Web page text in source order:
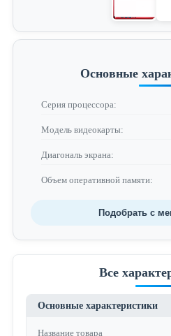
Основные
Серия процессора:
Модель видеокарты:
Диагональ экрана:
Объем оперативной памяти:
Подобрать с
Все
Основные характеристики
Название товара